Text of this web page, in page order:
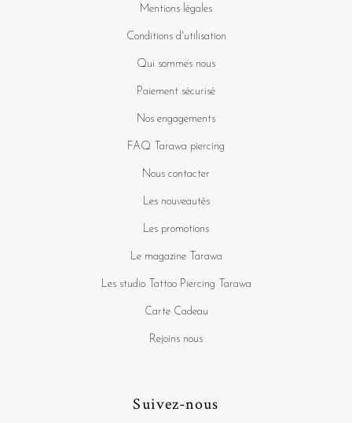
Mentions légales
Conditions d'utilisation
Qui sommes nous
Paiement sécurisé
Nos engagements
FAQ Tarawa piercing
Nous contacter
Les nouveautés
Les promotions
Le magazine Tarawa
Les studio Tattoo Piercing Tarawa
Carte Cadeau
Rejoins nous
Suivez-nous